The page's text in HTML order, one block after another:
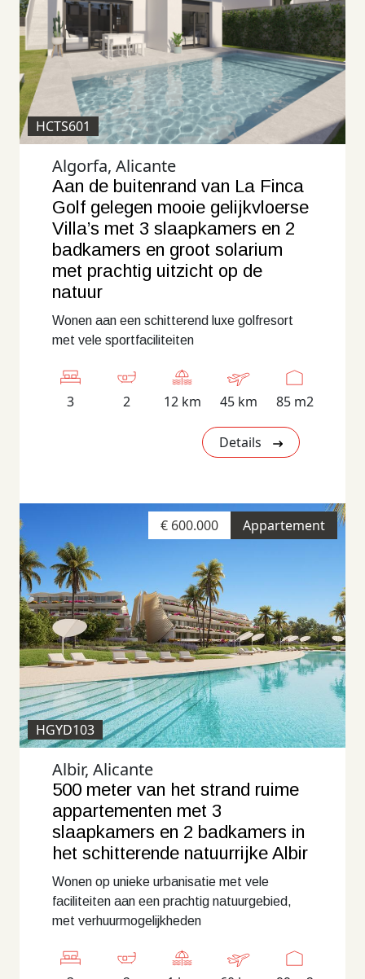
HCTS601
Algorfa, Alicante
Aan de buitenrand van La Finca
Golf gelegen mooie gelijkvloerse
Villa’s met 3 slaapkamers en 2
badkamers en groot solarium
met prachtig uitzicht op de
natuur
Wonen aan een schitterend luxe golfresort
met vele sportfaciliteiten
3 2 12 km 45 km 85 m2
Details
Appartement
€ 600.000
HGYD103
Albir, Alicante
500 meter van het strand ruime
appartementen met 3
slaapkamers en 2 badkamers in
het schitterende natuurrijke Albir
Wonen op unieke urbanisatie met vele
faciliteiten aan een prachtig natuurgebied,
met verhuurmogelijkheden